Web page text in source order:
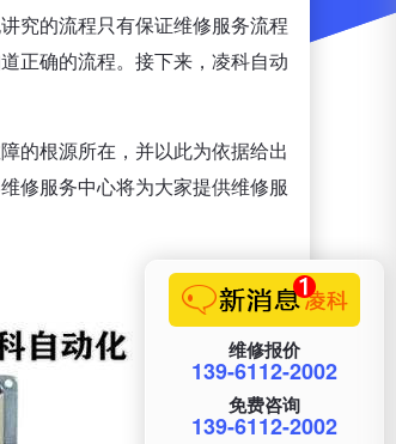
究的流程只有保证维修服务流程
正确的流程。接下来，凌科自动
的根源所在，并以此为依据给出
修服务中心将为大家提供维修服
维修报价
139-6112-2002
免费咨询
139-6112-2002